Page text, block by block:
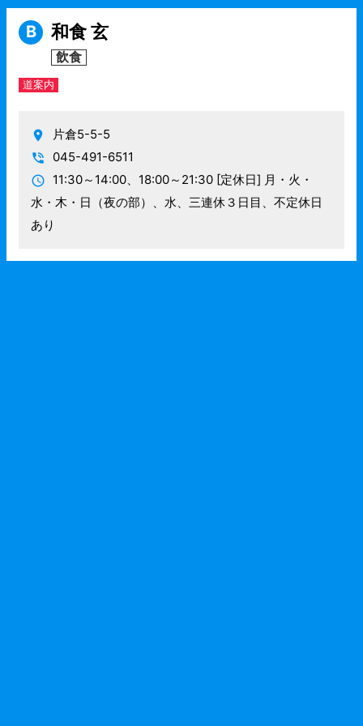
B 和食 玄
飲食
道案内
片倉5-5-5
045-491-6511
11:30～14:00、18:00～21:30 [定休日] 月・火・
水・木・日（夜の部）、水、三連休３日目、不定休日
あり